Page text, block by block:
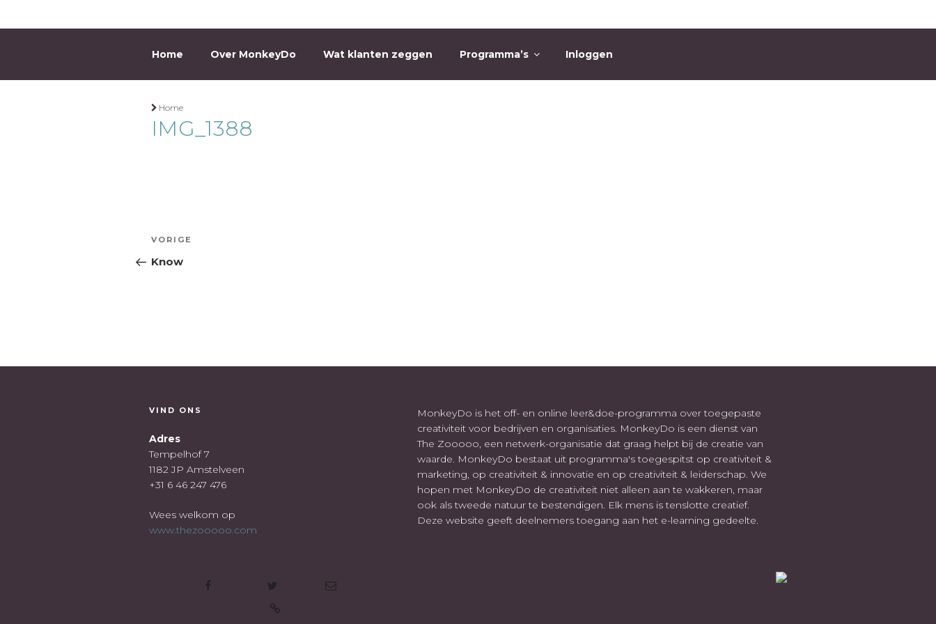
MONKEYDO
Home Over MonkeyDo Wat klanten zeggen Programma’s Inloggen
Home
IMG_1388
Bericht
navigatie
Vorig
bericht
VORIGE
Know
VIND ONS
Adres
Tempelhof 7
1182 JP Amstelveen
+31 6 46 247 476
Wees welkom op
www.thezooooo.com
MonkeyDo is het off- en online leer&doe-programma over toegepaste
creativiteit voor bedrijven en organisaties. MonkeyDo is een dienst van
The Zooooo, een netwerk-organisatie dat graag helpt bij de creatie van
waarde. MonkeyDo bestaat uit programma's toegespitst op creativiteit &
marketing, op creativiteit & innovatie en op creativiteit & leiderschap. We
hopen met MonkeyDo de creativiteit niet alleen aan te wakkeren, maar
ook als tweede natuur te bestendigen. Elk mens is tenslotte creatief.
Deze website geeft deelnemers toegang aan het e-learning gedeelte.
E-mail